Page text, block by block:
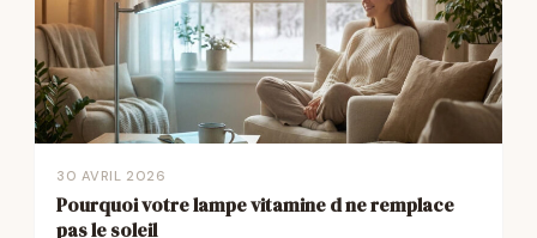
30 AVRIL 2026
Pourquoi votre lampe vitamine d ne remplace
pas le soleil